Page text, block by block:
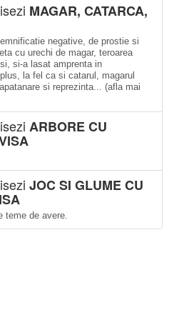
MAGAR, CATARCA,
negative, de prostie si
cu urechi de magar, teroarea
si-a lasat amprenta in
la fel ca si catarul, magarul
si reprezinta... (afla mai
ARBORE CU
JOC SI GLUME CU
teme de avere.